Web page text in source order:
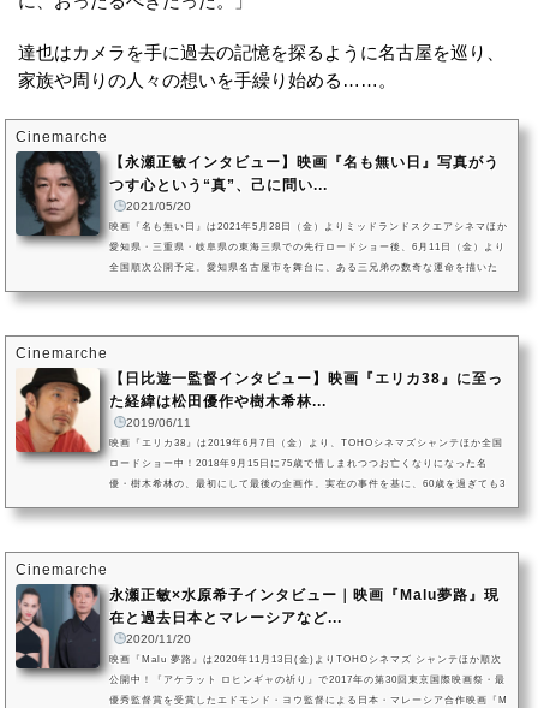
達也はカメラを手に過去の記憶を探るように名古屋を巡り、
家族や周りの人々の想いを手繰り始める……。
Cinemarche
【永瀬正敏インタビュー】映画『名も無い日』写真がう
つす心という“真”、己に問い...
2021/05/20
映画『名も無い日』は2021年5月28日（金）よりミッドランドスクエアシネマほか
愛知県・三重県・岐阜県の東海三県での先行ロードショー後、6月11日（金）より
全国順次公開予定。愛知県名古屋市を舞台に、ある三兄弟の数奇な運命を描いた
Cinemarche
【日比遊一監督インタビュー】映画『エリカ38』に至っ
た経緯は松田優作や樹木希林...
2019/06/11
映画『エリカ38』は2019年6月7日（金）より、TOHOシネマズシャンテほか全国
ロードショー中！2018年9月15日に75歳で惜しまれつつお亡くなりになった名
優・樹木希林の、最初にして最後の企画作。実在の事件を基に、60歳を過ぎても3
Cinemarche
永瀬正敏×水原希子インタビュー｜映画『Malu夢路』現
在と過去日本とマレーシアなど...
2020/11/20
映画『Malu 夢路』は2020年11月13日(金)よりTOHOシネマズ シャンテほか順次
公開中！『アケラット ロヒンギャの祈り』で2017年の第30回東京国際映画祭・最
優秀監督賞を受賞したエドモンド・ヨウ監督による日本・マレーシア合作映画『M